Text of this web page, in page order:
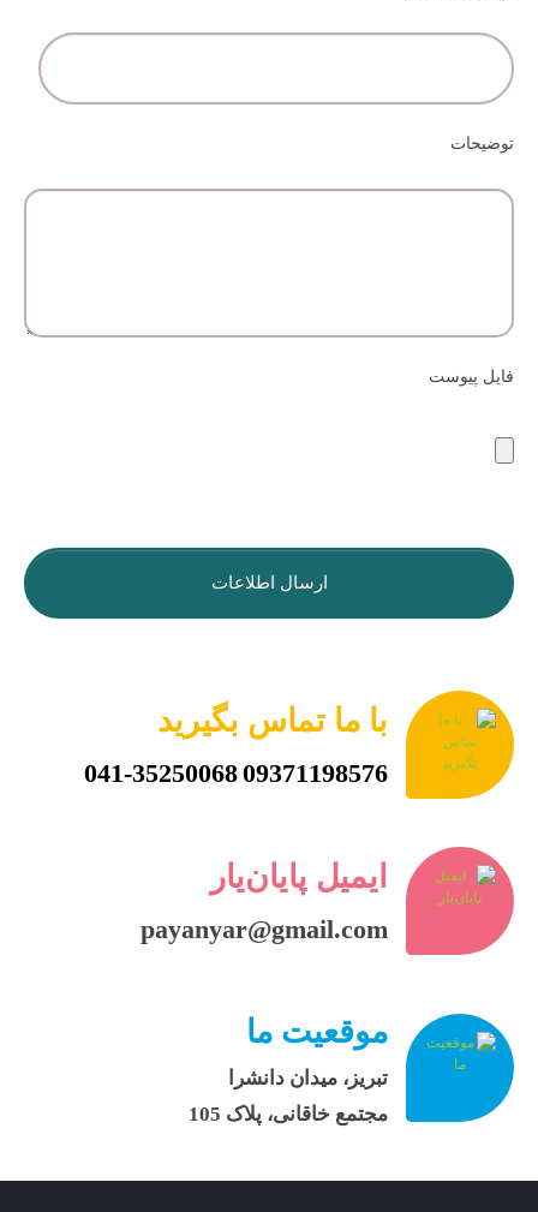
توضیحات
فایل پیوست
با ما تماس بگیرید
09371198576
041-35250068
ایمیل پایان‌یار
payanyar@gmail.com
موقعیت ما
تبریز، میدان دانشرا
مجتمع خاقانی، پلاک 105